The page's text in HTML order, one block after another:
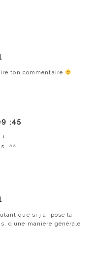
ton commentaire
:45
!
^^
que si j’ai posé la
d’une manière générale,